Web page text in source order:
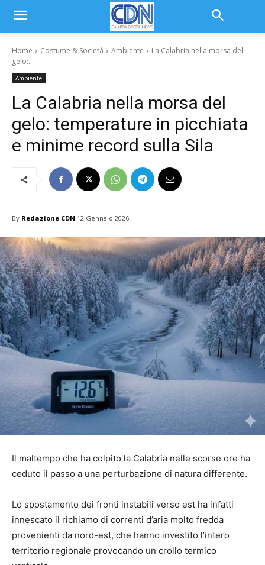
Home Costume & Società Ambiente
La Calabria nella morsa del
gelo:...
Ambiente
La Calabria nella morsa del
gelo: temperature in picchiata
e minime record sulla Sila
By Redazione CDN 12 Gennaio 2026
Il maltempo che ha colpito la Calabria nelle scorse ore ha
ceduto il passo a una perturbazione di natura differente.
Lo spostamento dei fronti instabili verso est ha infatti
innescato il richiamo di correnti d’aria molto fredda
provenienti da nord-est, che hanno investito l’intero
territorio regionale provocando un crollo termico